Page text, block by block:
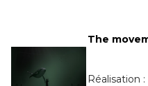
The
Réalisation